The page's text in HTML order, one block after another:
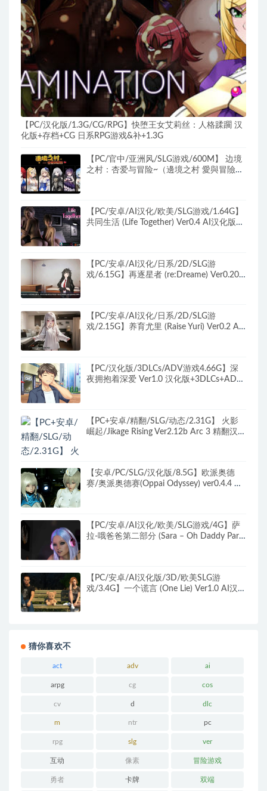
【PC/汉化版/1.3G/CG/RPG】快堕王女艾莉丝：人格蹂躙 汉
化版+存档+CG 日系RPG游戏&补+1.3G
【PC/官中/亚洲风/SLG游戏/600M】 边境
之村：杏爱与冒险~（邊境之村 愛與冒險
【PC/安卓/AI汉化/欧美/SLG游戏/1.64G】
共同生活 (Life Together) Ver0.4 AI汉化版
【PC/安卓/AI汉化/日系/2D/SLG游
戏/6.15G】再逐星者 (re:Dreame) Ver0.20.0
【PC/安卓/AI汉化/日系/2D/SLG游
戏/2.15G】养育尤里 (Raise Yuri) Ver0.2 AI
【PC/汉化版/3DLCs/ADV游戏4.66G】深
夜拥抱着深爱 Ver1.0 汉化版+3DLCs+ADV
【PC+安卓/精翻/SLG/动态/2.31G】 火影
崛起/Jikage Rising Ver2.12b Arc 3 精翻汉化
【安卓/PC/SLG/汉化版/8.5G】欧派奥德
赛/奥派奥德赛(Oppai Odyssey) ver0.4.4 汉
【PC/安卓/AI汉化/欧美/SLG游戏/4G】萨
拉-哦爸爸第二部分 (Sara – Oh Daddy Part
【PC/安卓/AI汉化版/3D/欧美SLG游
戏/3.4G】一个谎言 (One Lie) Ver1.0 AI汉化
猜你喜欢不
act adv ai
arpg cg cos
cv d dlc
m ntr pc
rpg slg ver
互动 像素 冒险游戏
勇者 卡牌 双端